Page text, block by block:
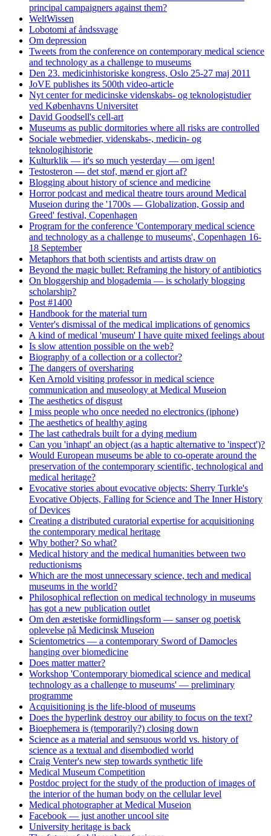
principal campaigners against them?
WeltWissen
Lobotomi af åndssvage
Om depression
Tweets from the conference on contemporary medical science
and technology as a challenge to museums
Den 23. medicinhistoriske kongress, Oslo 25-27 maj 2011
JoVE publishes its 500th video-article
Nyt center for medicinske videnskabs- og teknologistudier
ved Københavns Universitet
David Goodsell's cell-art
Museums as public dormitories where all risks are controlled
Sociale webmedier, videnskabs-, medicin- og
teknologihistorie
Kulturklik — it's so much yesterday — om igen!
Testosteron — det stof, mænd er gjort af?
Blogging about history of science and medicine
Horror podcast and medical theatre tours around Medical
Museion during the '1700s — Globalization, Gossip and
Greed' festival, Copenhagen
Program for the conference 'Contemporary medical science
and technology as a challenge to museums', Copenhagen 16-
18 September
Metaphors that both scientists and artists draw on
Beyond the magic bullet: Reframing the history of antibiotics
On bloggership and blogademia — is scholarly blogging
scholarship?
Post #1400
Handbook for the material turn
Venter's dismissal of the medical implications of genomics
A kind of medical 'museum' I have quite mixed feelings about
Is slow attention possible on the web?
Biography of a collection or a collector?
The dangers of oversharing
Ken Arnold visiting professor in medical science
communication and museology at Medical Museion
The aesthetics of disgust
I miss people who once needed no electronics (iphone)
The aesthetics of healthy aging
The last cathedrals built for a dying medium
Can you 'inhapt' an object (as a haptic alternative to 'inspect')?
Would European museums be able to co-operate around the
preservation of the contemporary scientific, technological and
medical heritage?
Evocative stories about evocative objects: Sherry Turkle's
Evocative Objects, Falling for Science and The Inner History
of Devices
Creating a distributed curatorial expertise for acquisitioning
the contemporary medical heritage
Why bother? So what?
Medical history and the medical humanities between two
reductionisms
Which are the most unnecessary science, tech and medical
museums in the world?
Philosophical reflection on medical technology in museums
has got a new publication outlet
Om den æstetiske formidlingsform — sanser og poetisk
oplevelse på Medicinsk Museion
Scientometrics — a contemporary Sword of Damocles
hanging over biomedicine
Does matter matter?
Workshop 'Contemporary biomedical science and medical
technology as a challenge to museums' — preliminary
programme
Acquisitioning is the life-blood of museums
Does the hyperlink destroy our ability to focus on the text?
Bioephemera is (temporarily?) closing down
Science as a material and sensuous world vs. history of
science as a textual and disembodied world
Craig Venter's new step towards synthetic life
Medical Museum Competition
Postdoc project for the study of the production of images of
the interior of the human body on the cellular level
Medical photographer at Medical Museion
Facebook — just another uncool site
University heritage is back